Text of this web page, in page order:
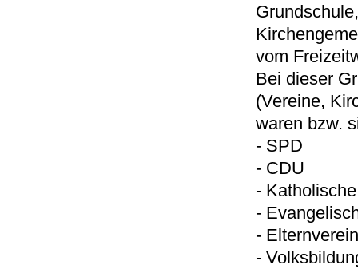
vom
Bei dieser
(Vereine,
waren bzw.
- SPD
- CDU
-
-
-
-